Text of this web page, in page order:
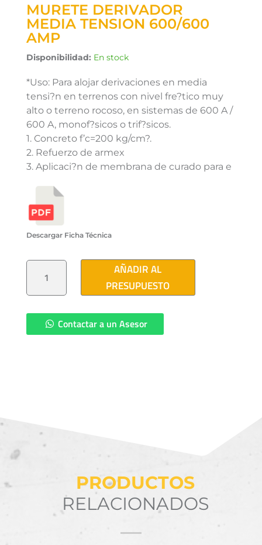
MURETE DERIVADOR
MEDIA TENSION 600/600
AMP
Disponibilidad: En stock
*Uso: Para alojar derivaciones en media
tensi?n en terrenos con nivel fre?tico muy
alto o terreno rocoso, en sistemas de 600 A /
600 A, monof?sicos o trif?sicos.
1. Concreto f’c=200 kg/cm?.
2. Refuerzo de armex
3. Aplicaci?n de membrana de curado para e
Descargar Ficha Técnica
MURETE
MEDIA
600/600
CANTIDAD
AÑADIR AL
PRESUPUESTO
Contactar a un Asesor
PRODUCTOS
RELACIONADOS